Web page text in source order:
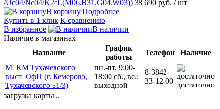
/Uc04/Nc04/K2cL(M06.B31.G04.W03)) 38 690 руб. / шт
В корзину Подробнее
Купить в 1 клик К сравнению
В избранное
В наличии
Наличие в магазинах
Название
График
работы
Телефон
Наличие
М_КМ Тухачевского
выст_ОфП (г. Кемерово,
Тухачевского 31/3)
пн.-пт. 9:00-
18:00 сб., вс.:
выходной
8-3842-
33-12-00 достаточно
загрузка карты...